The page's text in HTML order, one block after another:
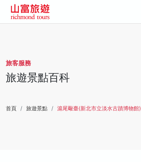
旅客服務
旅遊景點百科
首頁 旅遊景點 滬尾礮臺(新北市立淡水古蹟博物館)